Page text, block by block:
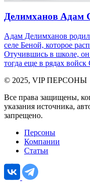
Делимханов Адам
Адам Делимханов
селе Беной, которое
Отучившись в школе,
тогда еще в рядах
© 2025, VIP ПЕРСОНЫ
Все права защищены,
указания источника,
запрещено.
Персоны
Компании
Статьи